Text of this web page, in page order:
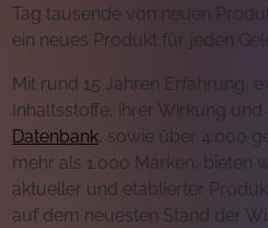
Tag tausende von neuen
ein neues Produkt für jeden
Mit rund 15 Jahren Erfahrung,
Inhaltsstoffe, ihrer Wirkung und
Datenbank, sowie über 4.000
mehr als 1.000 Marken, bieten
aktueller und etablierter
auf dem neuesten Stand der